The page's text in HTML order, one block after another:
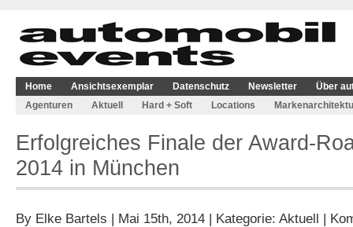
Home Ansichtsexemplar Datenschutz Newsletter
Über
Agenturen
Aktuell Hard + Soft Locations
Erfolgreiches Finale der Award-
2014 in München
By Elke Bartels | Mai 15th, 2014 | Kategorie: Aktuell |